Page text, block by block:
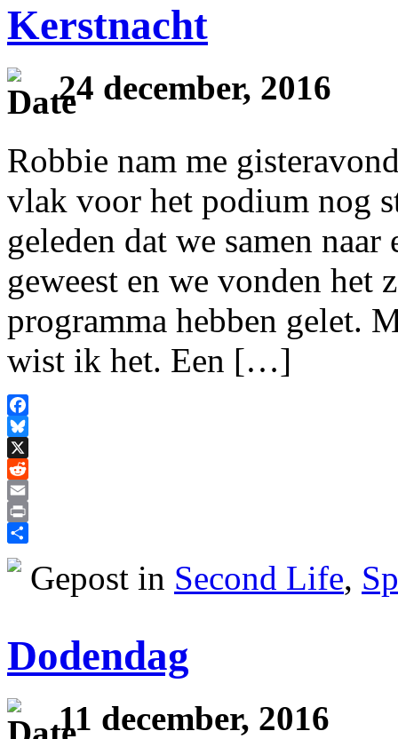
Kerstnacht
24 december, 2016
Robbie nam me
vlak voor het podium nog
geleden dat we samen
geweest en we vonden het
programma hebben gelet.
wist ik het. Een […]
Facebook
Bluesky
X
Reddit
Email
Print
Delen
Gepost in Second Life,
Dodendag
11 december, 2016